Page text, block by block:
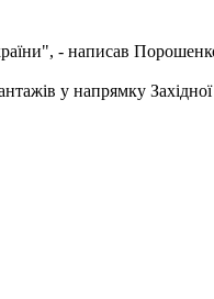
- написав
у напрямку